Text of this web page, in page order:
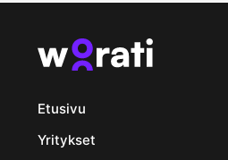
Etusivu
Yritykset